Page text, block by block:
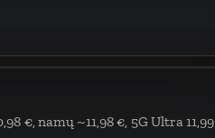
€, namų ~11,98 €, 5G Ultra 11,99